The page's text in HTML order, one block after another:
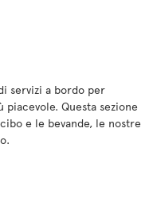
servizi a bordo per
Questa sezione
e le bevande, le nostre